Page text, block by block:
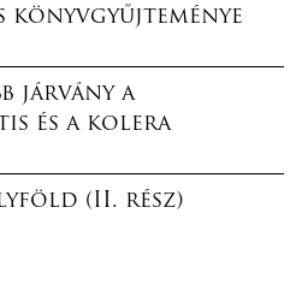
könyvgyűjteménye
járvány a
és a kolera
(II. rész)